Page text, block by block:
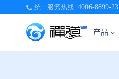
统一服务热线 4006-8899-23
产品